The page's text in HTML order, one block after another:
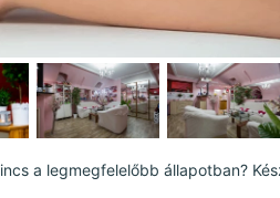
a legmegfelelőbb állapotban?